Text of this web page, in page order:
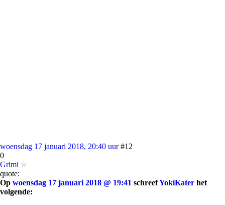
woensdag 17 januari 2018, 20:40 uur #12
0
Grimi
quote:
Op woensdag 17 januari 2018 @ 19:41 schreefYokiKater het
volgende: